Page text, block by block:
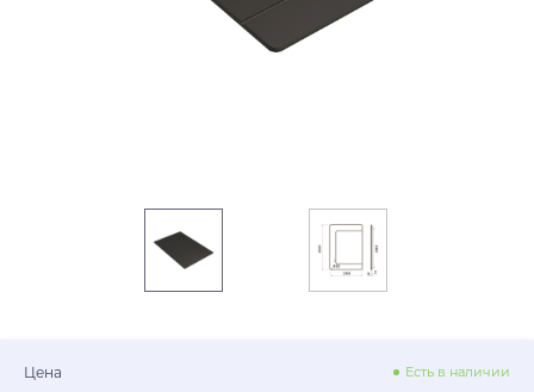
Цена Есть в наличии